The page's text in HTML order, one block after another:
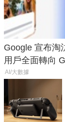
Google 宣布淘
用戶全面轉向
AI/大數據